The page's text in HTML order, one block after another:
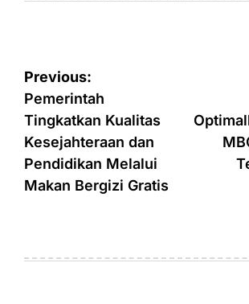
Post
navigation
Previous:
Pemerintah
Tingkatkan Kualitas
Kesejahteraan dan
Pendidikan Melalui
Makan Bergizi Gratis